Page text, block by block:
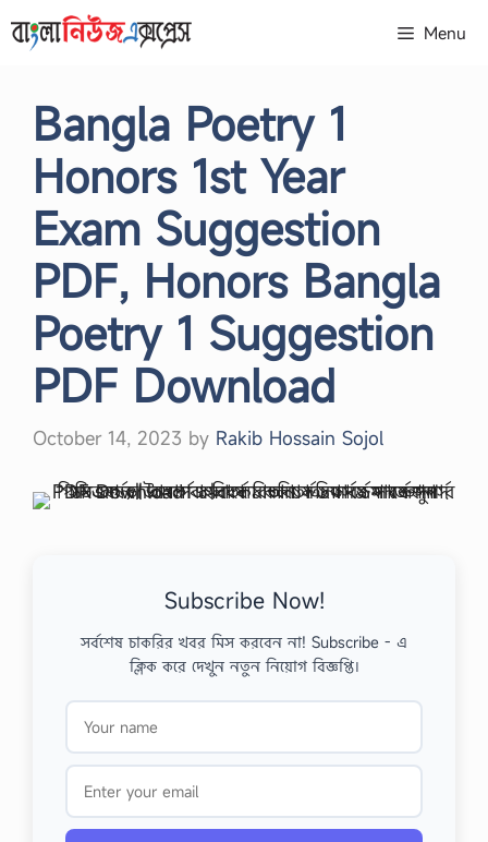
to
Menu
Bangla Poetry 1
Honors 1st Year
Exam Suggestion
PDF, Honors Bangla
Poetry 1 Suggestion
PDF Download
October 14, 2023 by Rakib Hossain Sojol
Subscribe Now!
সর্বশেষ চাকরির খবর মিস করবেন না! Subscribe - এ
ক্লিক করে দেখুন নতুন নিয়োগ বিজ্ঞপ্তি।